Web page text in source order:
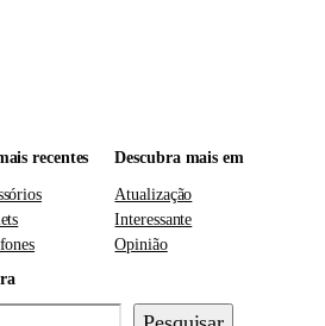
recentes Descubra mais em
Atualização
Interessante
Opinião